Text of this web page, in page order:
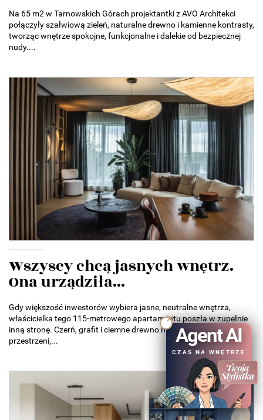
Na 65 m2 w Tarnowskich Górach projektantki z AVO Architekci
połączyły szałwiową zieleń, naturalne drewno i kamienne kontrasty,
tworząc wnętrze spokojne, funkcjonalne i dalekie od bezpiecznej
nudy....
Wszyscy chcą jasnych wnętrz.
Ona urządziła...
Gdy większość inwestorów wybiera jasne, neutralne wnętrza,
właścicielka tego 115-metrowego apartamentu poszła w zupełnie
inną stronę. Czerń, grafit i ciemne drewno nie przytłaczają tu
przestrzeni,...
Agent AI
CZAS NA WNĘTRZE